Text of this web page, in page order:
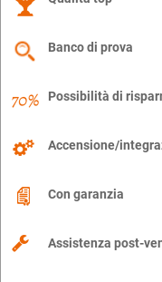
Banco di prova
Possibilità di
Accensione/
Con garanzia
Assistenza post-